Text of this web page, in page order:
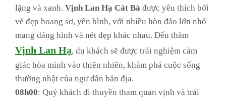
lặng và xanh. Vịnh Lan Hạ Cát Bà được yêu thích bởi
vẻ đẹp hoang sơ, yên bình, với nhiều hòn đảo lớn nhỏ
mang dáng hình và nét đẹp khác nhau. Đến thăm
Vịnh Lan Hạ, du khách sẽ được trải nghiệm cảm
giác hòa mình vào thiên nhiên, khám phá cuộc sống
thường nhật của ngư dân bản địa.
08h00: Quý khách đi thuyền tham quan vịnh và trải